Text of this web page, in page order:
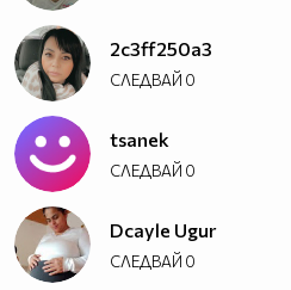
2c3ff250a3
СЛЕДВАЙ 0
tsanek
СЛЕДВАЙ 0
Dcayle Ugur
СЛЕДВАЙ 0